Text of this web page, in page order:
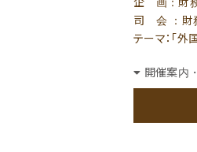
司 会 ：財
テーマ：「外
開催案内